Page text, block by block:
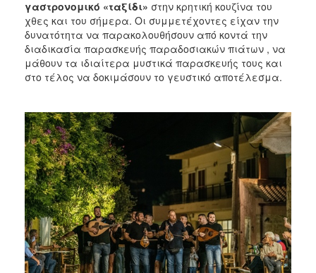
γαστρονομικό «ταξίδι» στην κρητική κουζίνα του
χθες και του σήμερα. Οι συμμετέχοντες είχαν την
δυνατότητα να παρακολουθήσουν από κοντά την
διαδικασία παρασκευής παραδοσιακών πιάτων , να
μάθουν τα ιδιαίτερα μυστικά παρασκευής τους και
στο τέλος να δοκιμάσουν το γευστικό αποτέλεσμα.